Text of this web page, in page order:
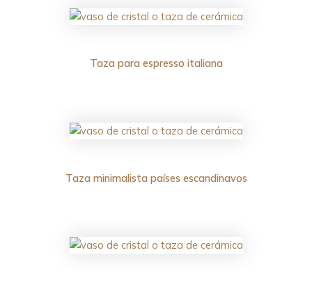
Taza para espresso italiana
Taza minimalista países escandinavos